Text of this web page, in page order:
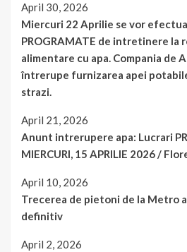
April 30, 2026
Miercuri 22 Aprilie se vor
PROGRAMATE de intretinere la
alimentare cu apa. Compania de
întrerupe furnizarea apei
strazi.
April 21, 2026
Anunt intrerupere apa: Lucrari
MIERCURI, 15 APRILIE 2026 /
April 10, 2026
Trecerea de pietoni de la Metro
definitiv
April 2, 2026